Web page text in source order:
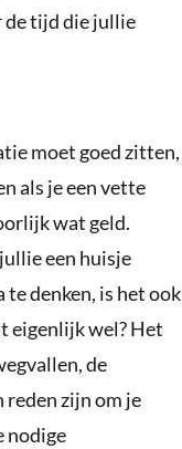
de tijd die jullie
moet goed zitten,
als je een vette
wat geld.
een huisje
te denken, is het ook
eigenlijk wel? Het
de
reden zijn om je
nodige